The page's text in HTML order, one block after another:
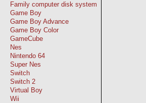
Family computer disk system
Game Boy
Game Boy Advance
Game Boy Color
GameCube
Nes
Nintendo 64
Super Nes
Switch
Switch 2
Virtual Boy
Wii